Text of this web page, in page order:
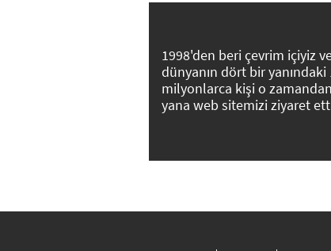
1998'den beri çevrim içiyiz
dünyanın dört bir yanındaki
milyonlarca kişi o
yana web sitemizi ziyaret